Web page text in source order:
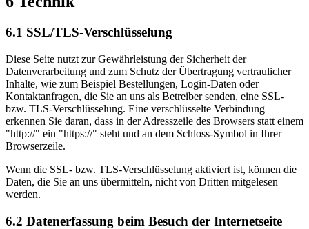
6.1 SSL/TLS-Verschlüsselung
Diese Seite nutzt zur Gewährleistung der Sicherheit der
Datenverarbeitung und zum Schutz der Übertragung vertraulicher
Inhalte, wie zum Beispiel Bestellungen, Login-Daten oder
Kontaktanfragen, die Sie an uns als Betreiber senden, eine SSL-
bzw. TLS-Verschlüsselung. Eine verschlüsselte Verbindung
erkennen Sie daran, dass in der Adresszeile des Browsers statt einem
"http://" ein "https://" steht und an dem Schloss-Symbol in Ihrer
Browserzeile.
Wenn die SSL- bzw. TLS-Verschlüsselung aktiviert ist, können die
Daten, die Sie an uns übermitteln, nicht von Dritten mitgelesen
werden.
6.2 Datenerfassung beim Besuch der Internetseite